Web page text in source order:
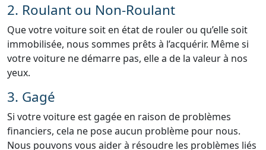
2. Roulant ou Non-Roulant
Que votre voiture soit en état de rouler ou qu’elle soit
immobilisée, nous sommes prêts à l’acquérir. Même si
votre voiture ne démarre pas, elle a de la valeur à nos
yeux.
3. Gagé
Si votre voiture est gagée en raison de problèmes
financiers, cela ne pose aucun problème pour nous.
Nous pouvons vous aider à résoudre les problèmes liés